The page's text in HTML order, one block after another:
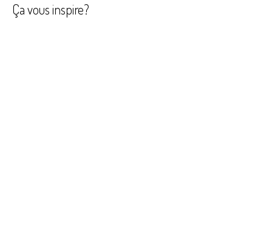
Ça vous inspire?